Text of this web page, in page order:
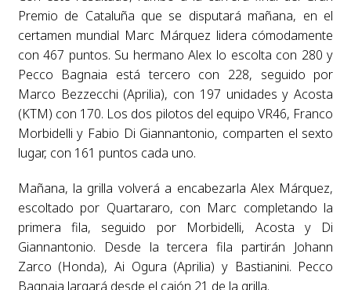
Premio de Cataluña que se disputará mañana, en el
certamen mundial Marc Márquez lidera cómodamente
con 467 puntos. Su hermano Alex lo escolta con 280 y
Pecco Bagnaia está tercero con 228, seguido por
Marco Bezzecchi (Aprilia), con 197 unidades y Acosta
(KTM) con 170. Los dos pilotos del equipo VR46, Franco
Morbidelli y Fabio Di Giannantonio, comparten el sexto
lugar, con 161 puntos cada uno.
Mañana, la grilla volverá a encabezarla Alex Márquez,
escoltado por Quartararo, con Marc completando la
primera fila, seguido por Morbidelli, Acosta y Di
Giannantonio. Desde la tercera fila partirán Johann
Zarco (Honda), Ai Ogura (Aprilia) y Bastianini. Pecco
Bagnaia largará desde el cajón 21 de la grilla.